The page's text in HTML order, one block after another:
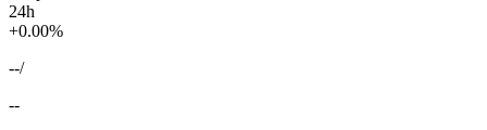
24h
+0.00%
--/
--